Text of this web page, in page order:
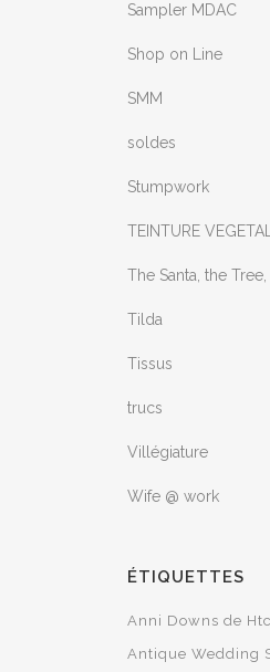
Sampler MDAC
Shop on Line
SMM
soldes
Stumpwork
TEINTURE
The Santa, the
Tilda
Tissus
trucs
Villégiature
Wife @ work
ÉTIQUETTES
Anni Downs de
Antique Wedding